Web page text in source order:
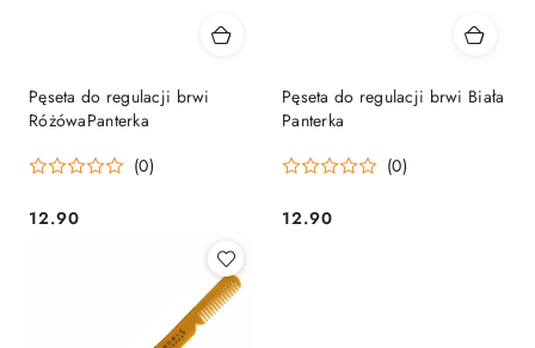
Pęseta do regulacji brwi
RóżówaPanterka
(0)
Cena:
12.90
Pęseta do regulacji brwi Biała
Panterka
(0)
Cena:
12.90